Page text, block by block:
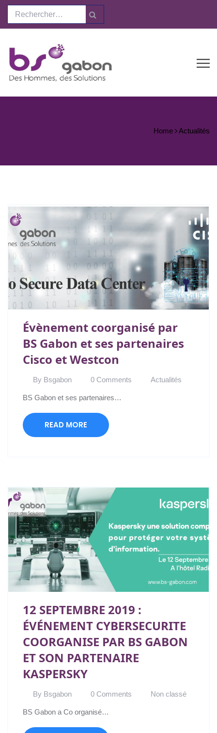
Home Actualités
Évènement coorganisé par
BS Gabon et ses partenaires
Cisco et Westcon
By Bsgabon 0 Comments Actualités
BS Gabon et ses partenaires…
READ MORE
12 SEPTEMBRE 2019 :
ÉVÉNEMENT CYBERSECURITE
COORGANISE PAR BS GABON
ET SON PARTENAIRE
KASPERSKY
By Bsgabon 0 Comments Non classé
BS Gabon a Co organisé…